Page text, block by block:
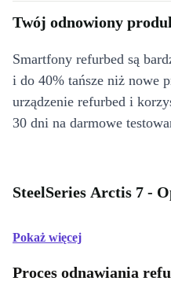
Twój odnowiony
Smartfony refurbed są
i do 40% tańsze niż nowe
urządzenie refurbed i
30 dni na darmowe
SteelSeries Arctis 7 -
Pokaż więcej
Proces odnawiania